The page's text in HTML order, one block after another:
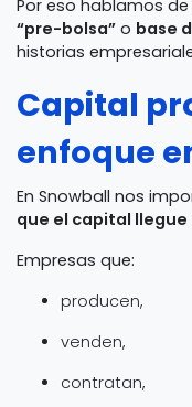
Por eso hablamos
“pre-bolsa” o base
historias
Capital
enfoque
En Snowball nos
que el capital
Empresas que:
producen,
venden,
contratan,